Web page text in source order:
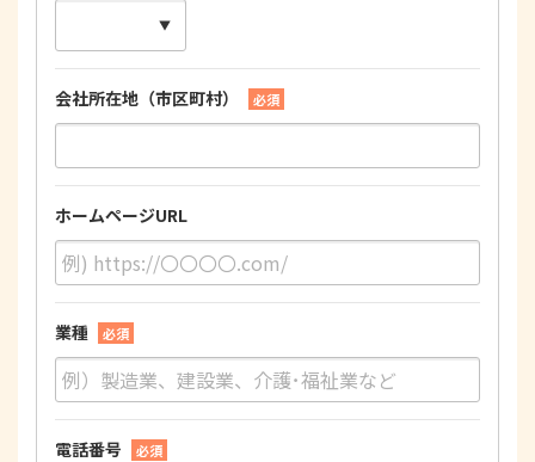
会社所在地（市区町村） 必須
ホームページURL
業種 必須
電話番号 必須